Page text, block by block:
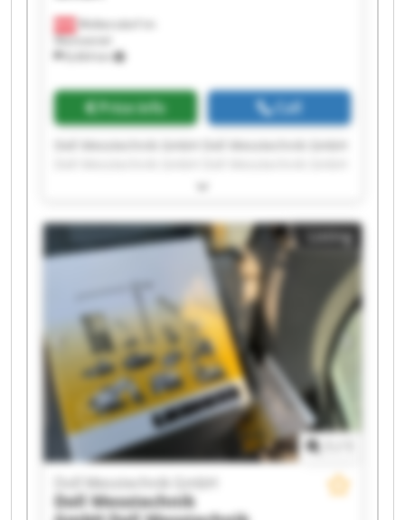
Wolkersdorf im
Weinviertel
8,404 km
Price info Call
Doll Messtechnik GmbH Doll Messtechnik GmbH
Doll Messtechnik GmbH Doll Messtechnik GmbH
Doll Messtechnik GmbH Doll Messtechnik GmbH
Doll Messtechnik GmbH Doll Messtechnik GmbH
Doll Messtechnik GmbH Doll Messtechnik GmbH
Doll Messtechnik GmbH Doll Messtechnik GmbH
Doll Messtechnik GmbH Doll Messtechnik GmbH
Doll Messtechnik GmbH Doll Messtechnik GmbH
Listing
Doll Messtechnik GmbH
Doll Messtechnik